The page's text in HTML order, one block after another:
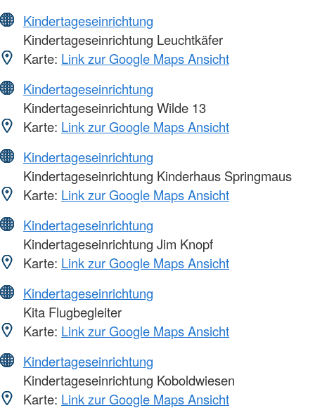
Kindertageseinrichtung
Kindertageseinrichtung Leuchtkäfer
Karte: Link zur Google Maps Ansicht
Kindertageseinrichtung
Kindertageseinrichtung Wilde 13
Karte: Link zur Google Maps Ansicht
Kindertageseinrichtung
Kindertageseinrichtung Kinderhaus Springmaus
Karte: Link zur Google Maps Ansicht
Kindertageseinrichtung
Kindertageseinrichtung Jim Knopf
Karte: Link zur Google Maps Ansicht
Kindertageseinrichtung
Kita Flugbegleiter
Karte: Link zur Google Maps Ansicht
Kindertageseinrichtung
Kindertageseinrichtung Koboldwiesen
Karte: Link zur Google Maps Ansicht